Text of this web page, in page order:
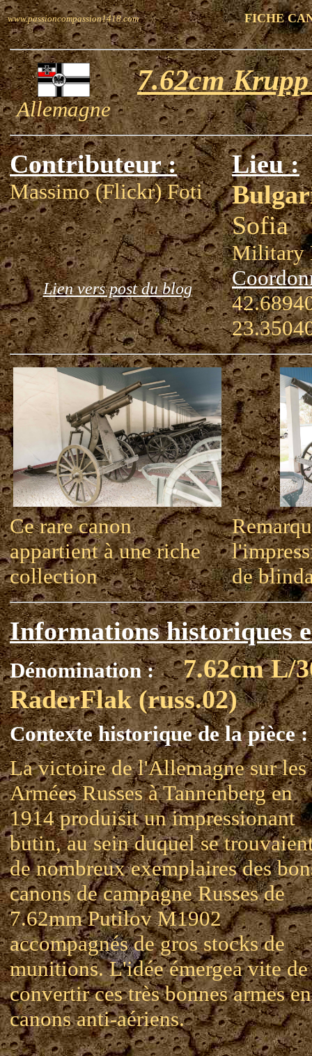
www.passioncompassion1418.com FICHE
Allemagne
7.62cm
Contributeur :
Massimo (Flickr) Foti
Lien vers post du blog
Lieu :
Sofia
Military
Ce rare canon
appartient à une riche
collection
de
Informations historiques
Dénomination :
7.62cm L/
RaderFlak (russ.02)
Contexte historique de la pièce :
La victoire de l'Allemagne sur les
Armées Russes à Tannenberg en
1914 produisit un impressionant
butin, au sein duquel se
de nombreux exemplaires des
canons de campagne Russes de
7.62mm Putilov M1902
accompagnés de gros stocks de
munitions. L'idée émergea vite de
convertir ces très bonnes armes en
canons anti-aériens.